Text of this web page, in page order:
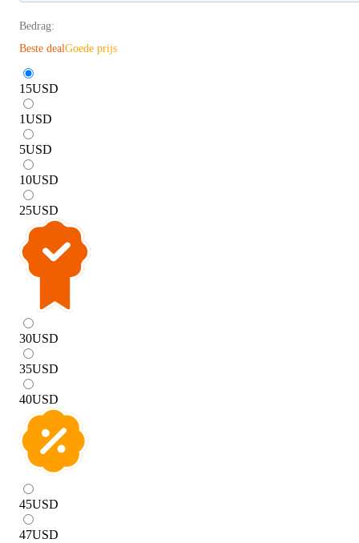
Bedrag:
Beste dealGoede prijs
15USD
1USD
5USD
10USD
25USD
30USD
35USD
40USD
45USD
47USD